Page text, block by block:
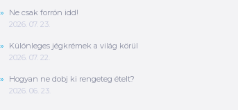
Ne csak forrón idd!
2026. 07. 23.
Különleges jégkrémek a világ körül
2026. 07. 22.
Hogyan ne dobj ki rengeteg ételt?
2026. 06. 23.